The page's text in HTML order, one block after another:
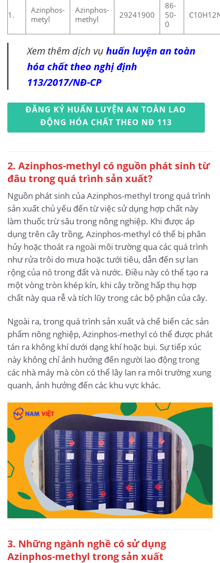
1.
Azinphos-
metyl
Azinphos-
methyl
29241900
86-
50-
0
Xem thêm dịch vụ huấn luyện an toàn
hóa chất theo nghị định
113/2017/NĐ-CP
ĐĂNG KÝ HUẤN LUYỆN AN TOÀN LAO
ĐỘNG HÓA CHẤT THEO NĐ 113
2. Azinphos-methyl có nguồn phát sinh từ
đâu trong quá trình sản xuất?
Nguồn phát sinh của Azinphos-methyl trong quá trình
sản xuất chủ yếu đến từ việc sử dụng hợp chất này
làm thuốc trừ sâu trong nông nghiệp. Khi được áp
dụng trên cây trồng, Azinphos-methyl có thể bị phân
hủy hoặc thoát ra ngoài môi trường qua các quá trình
như rửa trôi do mưa hoặc tưới tiêu, dẫn đến sự lan
rộng của nó trong đất và nước. Điều này có thể tạo ra
một vòng tròn khép kín, khi cây trồng hấp thụ hợp
chất này qua rễ và tích lũy trong các bộ phận của cây.
Ngoài ra, trong quá trình sản xuất và chế biến các sản
phẩm nông nghiệp, Azinphos-methyl có thể được phát
tán ra không khí dưới dạng khí hoặc bụi. Sự tiếp xúc
này không chỉ ảnh hưởng đến người lao động trong
các nhà máy mà còn có thể lây lan ra môi trường xung
quanh, ảnh hưởng đến các khu vực khác.
3. Những ngành nghề có sử dụng
Azinphos-methyl trong sản xuất